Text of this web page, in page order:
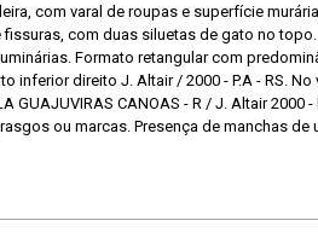
com varal de roupas e superfície
com duas siluetas de gato no topo.
Formato retangular com
inferior direito J. Altair / 2000 - P.A - RS. No
GUAJUVIRAS CANOAS - R / J. Altair 2000 -
ou marcas. Presença de manchas de